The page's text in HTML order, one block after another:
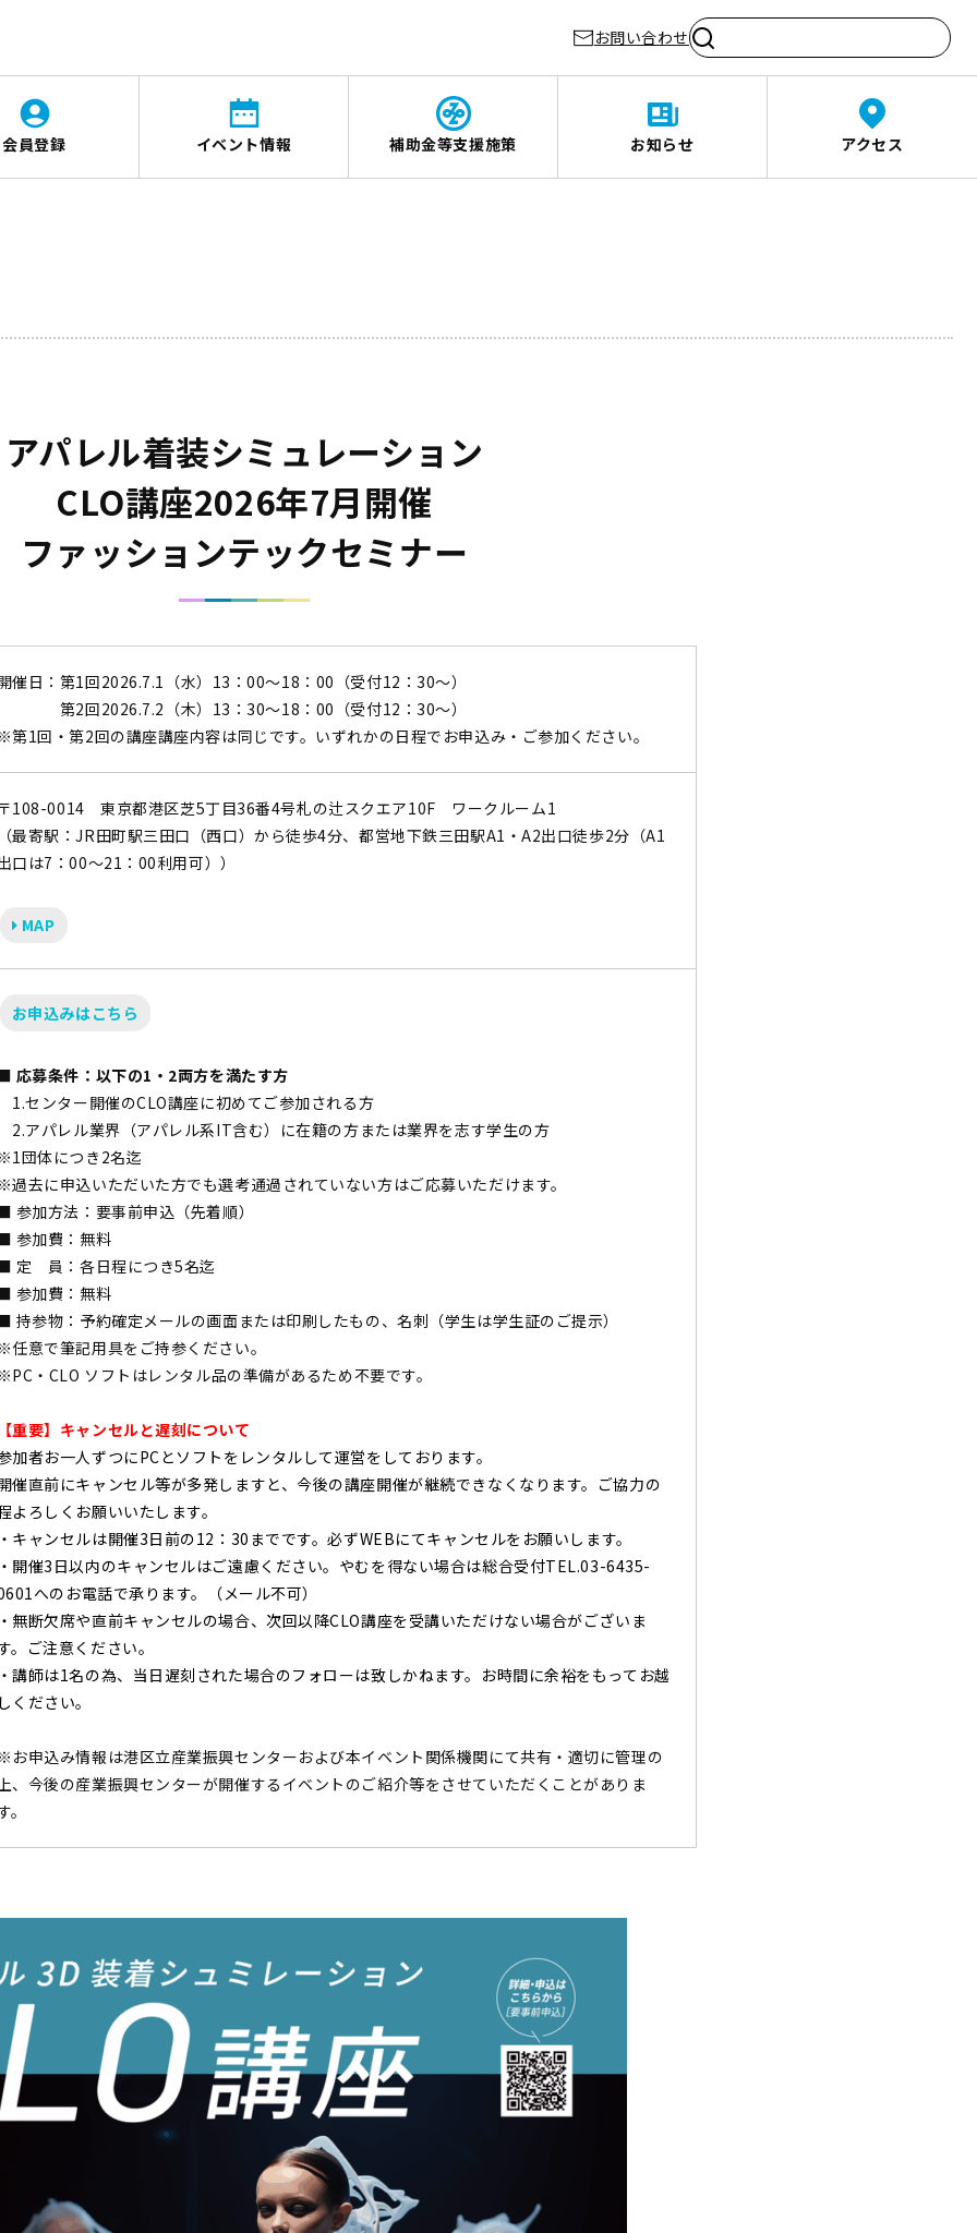
お問い合わせ
会員登録 イベント情報 補助金等支援施策 お知らせ アクセス
アパレル着装シミュレーション
CLO講座2026年7月開催
ファッションテックセミナー
催日：第1回2026.7.1（水）13：00～18：00（受付12：30～）
2回2026.7.2（木）13：30～18：00（受付12：30～）
第1回・第2回の講座講座内容は同じです。いずれかの日程でお申込み・ご参加ください。
108-0014 東京都港区芝5丁目36番4号札の辻スクエア10F ワークルーム1
最寄駅：JR田町駅三田口（西口）から徒歩4分、都営地下鉄三田駅A1・A2出口徒歩2分（A1
口は7：00～21：00利用可））
MAP
お申込みはこちら
応募条件：以下の1・2両方を満たす方
センター開催のCLO講座に初めてご参加される方
アパレル業界（アパレル系IT含む）に在籍の方または業界を志す学生の方
団体につき2名迄
過去に申込いただいた方でも選考通過されていない方はご応募いただけます。
参加方法：要事前申込（先着順）
参加費：無料
定 員：各日程につき5名迄
参加費：無料
持参物：予約確定メールの画面または印刷したもの、名刺（学生は学生証のご提示）
任意で筆記用具をご持参ください。
・CLO ソフトはレンタル品の準備があるため不要です。
重要】キャンセルと遅刻について
加者お一人ずつにPCとソフトをレンタルして運営をしております。
催直前にキャンセル等が多発しますと、今後の講座開催が継続できなくなります。ご協力の
よろしくお願いいたします。
キャンセルは開催3日前の12：30までです。必ずWEBにてキャンセルをお願いします。
開催3日以内のキャンセルはご遠慮ください。やむを得ない場合は総合受付TEL.03-6435-
へのお電話で承ります。（メール不可）
無断欠席や直前キャンセルの場合、次回以降CLO講座を受講いただけない場合がございま
。ご注意ください。
講師は1名の為、当日遅刻された場合のフォローは致しかねます。お時間に余裕をもってお越
ください。
お申込み情報は港区立産業振興センターおよび本イベント関係機関にて共有・適切に管理の
、今後の産業振興センターが開催するイベントのご紹介等をさせていただくことがありま
。